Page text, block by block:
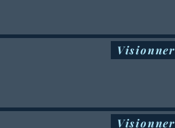
Visionner
Visionner